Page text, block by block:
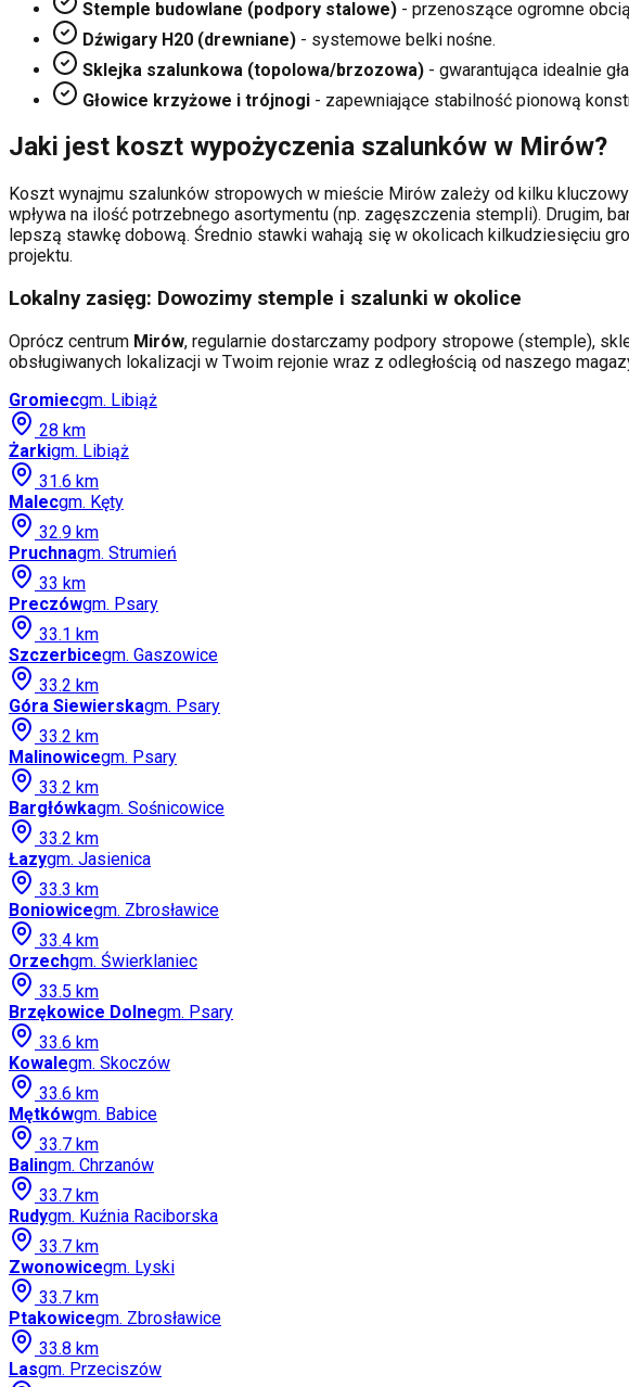
Stemple budowlane (podpory stalowe) - przenoszące ogromne
Dźwigary H20 (drewniane) - systemowe belki nośne.
Sklejka szalunkowa (topolowa/brzozowa) - gwarantująca idealnie
Głowice krzyżowe i trójnogi - zapewniające stabilność pionową
Jaki jest koszt wypożyczenia szalunków w Mirów?
Koszt wynajmu szalunków stropowych w mieście Mirów zależy od kilku
wpływa na ilość potrzebnego asortymentu (np. zagęszczenia stempli). Drugim,
lepszą stawkę dobową. Średnio stawki wahają się w okolicach kilkudziesięciu
projektu.
Lokalny zasięg: Dowozimy stemple i szalunki w okolice
Oprócz centrum Mirów, regularnie dostarczamy podpory stropowe (stemple),
obsługiwanych lokalizacji w Twoim rejonie wraz z odległością od naszego
Gromiecgm. Libiąż
28 km
Żarkigm. Libiąż
31.6 km
Malecgm. Kęty
32.9 km
Pruchnagm. Strumień
33 km
Preczówgm. Psary
33.1 km
Szczerbicegm. Gaszowice
33.2 km
Góra Siewierskagm. Psary
33.2 km
Malinowicegm. Psary
33.2 km
Bargłówkagm. Sośnicowice
33.2 km
Łazygm. Jasienica
33.3 km
Boniowicegm. Zbrosławice
33.4 km
Orzechgm. Świerklaniec
33.5 km
Brzękowice Dolnegm. Psary
33.6 km
Kowalegm. Skoczów
33.6 km
Mętkówgm. Babice
33.7 km
Balingm. Chrzanów
33.7 km
Rudygm. Kuźnia Raciborska
33.7 km
Zwonowicegm. Lyski
33.7 km
Ptakowicegm. Zbrosławice
33.8 km
Lasgm. Przeciszów